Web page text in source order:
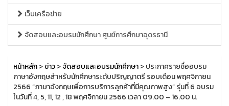
เว็บเครือข่าย
จัดสอบและอบรมนักศึกษา ศูนย์การศึกษาอุดรธานี
หน้าหลัก>ข่าว>จัดสอบและอบรมนักศึกษา> ประกาศรายชื่ออบรม
ภาษาอังกฤษสำหรับนักศึกษาระดับปริญญาตรี รอบเดือน พฤศจิกายน
2566 “ภาษาอังกฤษเพื่อการบริการลูกค้าที่มีคุณภาพสูง” รุ่นที่ 6 อบรม
ในวันที่ 4, 5, 11, 12 , 18 พฤศจิกายน 2566 เวลา 09.00 – 16.00 น.